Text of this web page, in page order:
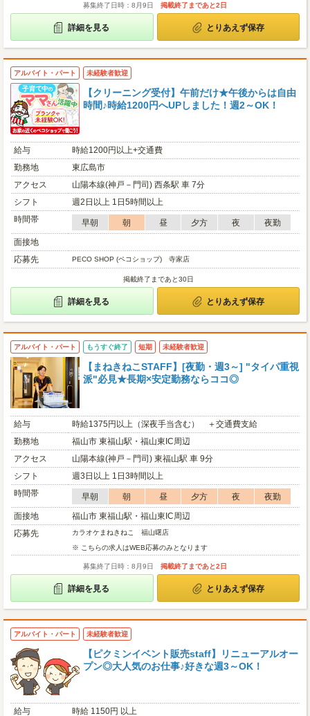
募集終了日時：8月9日 掲載終了まであと2日
詳細を見る とりあえず保存
アルバイト・パート 未経験者歓迎
【クリーニング受付】午前だけ★午後からは自由
時間♪時給1200円へUPしました！週2～OK！
給与
時給1200円以上+交通費
勤務地
東広島市
アクセス
山陽本線(神戸－門司) 西条駅 車 7分
シフト
週2日以上 1日5時間以上
時間帯
早朝 朝 昼 夕方 夜
夜勤
面接地
応募先
PECO SHOP (ペコショップ) 寺家店
掲載終了まであと30日
詳細を見る とりあえず保存
アルバイト・パート もうすぐ終了 短期 未経験者歓迎
【まねきねこSTAFF】[夜勤・週3～] "タイパ重視
派"必見★長期×安定勤務ならココ◎
給与
時給1375円以上（深夜手当含む） ＋交通費支給
勤務地
福山市 東福山駅・福山東IC周辺
アクセス
山陽本線(神戸－門司) 東福山駅 車 9分
シフト
週3日以上 1日3時間以上
時間帯
早朝 朝 昼 夕方 夜
夜勤
面接地
福山市 東福山駅・福山東IC周辺
応募先
カラオケまねきねこ 福山曙店
※ こちらの求人はWEB応募のみとなります
募集終了日時：8月9日 掲載終了まであと2日
詳細を見る とりあえず保存
アルバイト・パート 未経験者歓迎
【ピクミンイベント販売staff】リニューアルオー
プン◎大人気のお仕事♪好きな週3～OK！
給与 時給 1150円 以上